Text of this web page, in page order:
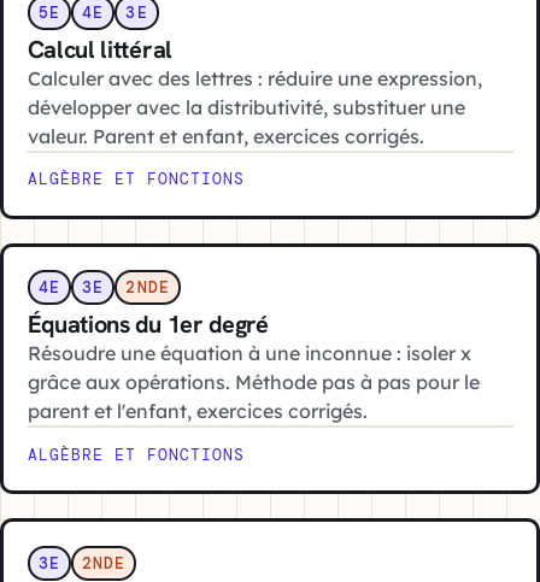
5E 4E 3E
Calcul littéral
Calculer avec des lettres : réduire une expression,
développer avec la distributivité, substituer une
valeur. Parent et enfant, exercices corrigés.
ALGÈBRE ET FONCTIONS
4E 3E 2NDE
Équations du 1er degré
Résoudre une équation à une inconnue : isoler x
grâce aux opérations. Méthode pas à pas pour le
parent et l'enfant, exercices corrigés.
ALGÈBRE ET FONCTIONS
3E 2NDE